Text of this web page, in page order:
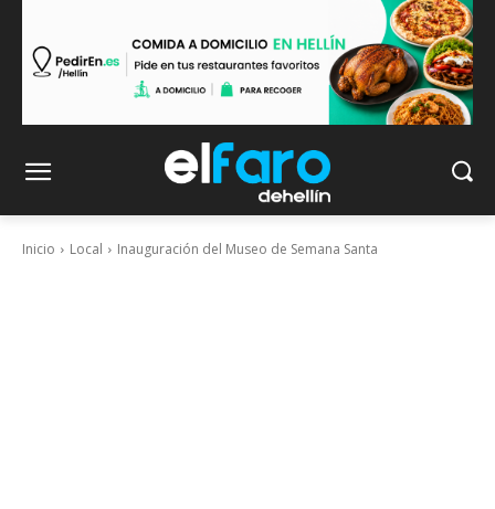
Inicio Local Inauguración del Museo de Semana Santa